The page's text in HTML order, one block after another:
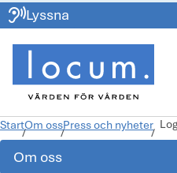
locum.se
ear_soundLyssna
StartOm ossPress och nyheter
Om oss